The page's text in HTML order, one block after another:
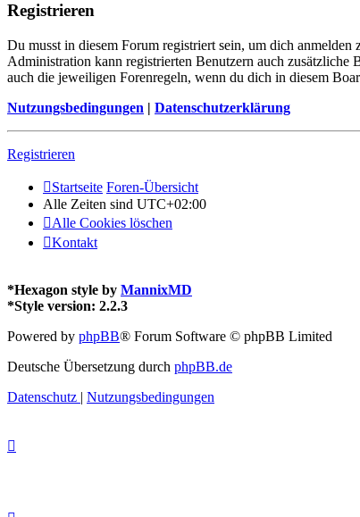
Registrieren
Du musst in diesem Forum registriert sein, um dich
Administration kann registrierten Benutzern auch zusätzliche
auch die jeweiligen Forenregeln, wenn du dich in diesem
Nutzungsbedingungen | Datenschutzerklärung
Registrieren
Startseite Foren-Übersicht
Alle Zeiten sind UTC+02:00
Alle Cookies löschen
Kontakt
*Hexagon style by MannixMD
*Style version: 2.2.3
Powered by phpBB® Forum Software © phpBB Limited
Deutsche Übersetzung durch phpBB.de
Datenschutz | Nutzungsbedingungen